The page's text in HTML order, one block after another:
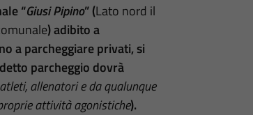
“Giusi Pipino” (Lato nord il
) adibito a
a parcheggiare privati, si
parcheggio dovrà
allenatori e da qualunque
attivitàagonistiche).